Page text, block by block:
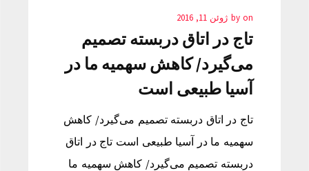
by on ژوئن 11, 2016
تاج در اتاق دربسته تصمیم
می‌گیرد/ کاهش سهمیه ما در
آسیا طبیعی است
تاج در اتاق دربسته تصمیم می‌گیرد/ کاهش
سهمیه ما در آسیا طبیعی است تاج در اتاق
دربسته تصمیم می‌گیرد/ کاهش سهمیه ما